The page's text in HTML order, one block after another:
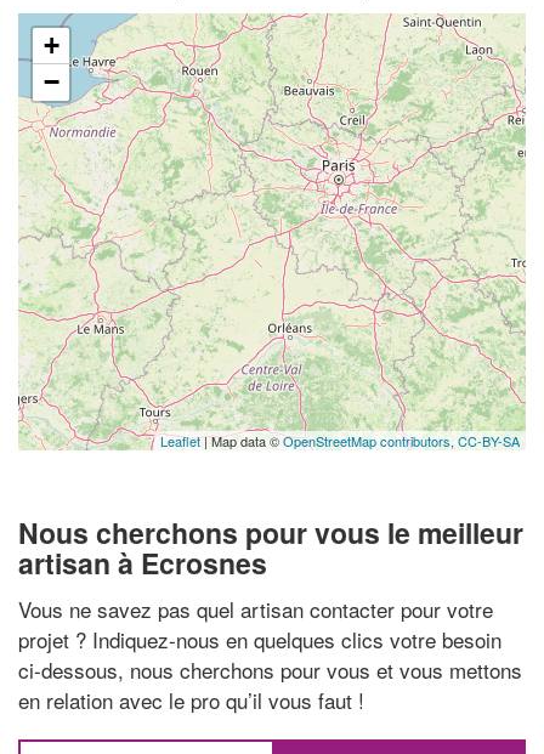
+
−
Leaflet| Map data ©OpenStreetMap contributors, CC-BY-SA
Nous cherchons pour vous le meilleur
artisan à Ecrosnes
Vous ne savez pas quel artisan contacter pour votre
projet ? Indiquez-nous en quelques clics votre besoin
ci-dessous, nous cherchons pour vous et vous mettons
en relation avec le pro qu’il vous faut !